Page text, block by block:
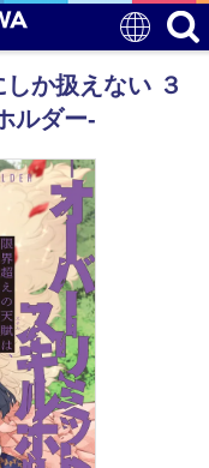
か扱えない ３
ルダー‐